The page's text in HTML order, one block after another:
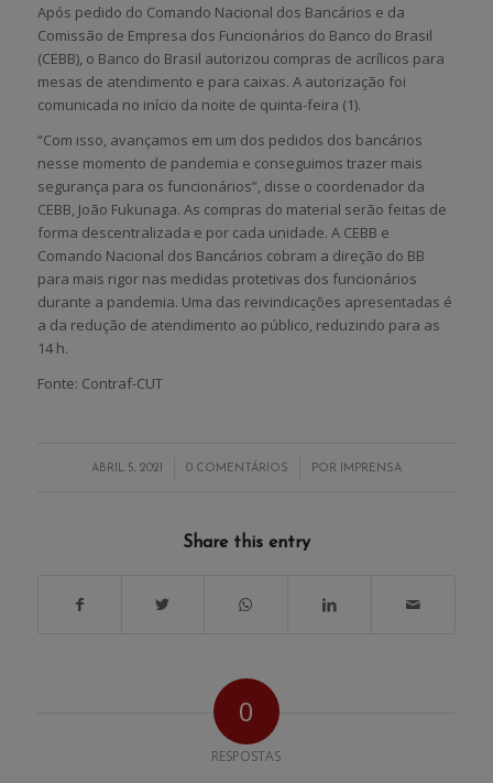
Após pedido do Comando Nacional dos Bancários e da
Comissão de Empresa dos Funcionários do Banco do Brasil
(CEBB), o Banco do Brasil autorizou compras de acrílicos para
mesas de atendimento e para caixas. A autorização foi
comunicada no início da noite de quinta-feira (1).
“Com isso, avançamos em um dos pedidos dos bancários
nesse momento de pandemia e conseguimos trazer mais
segurança para os funcionários”, disse o coordenador da
CEBB, João Fukunaga. As compras do material serão feitas de
forma descentralizada e por cada unidade. A CEBB e
Comando Nacional dos Bancários cobram a direção do BB
para mais rigor nas medidas protetivas dos funcionários
durante a pandemia. Uma das reivindicações apresentadas é
a da redução de atendimento ao público, reduzindo para as
14 h.
Fonte: Contraf-CUT
ABRIL 5, 2021
/ 0 COMENTÁRIOS
/ POR IMPRENSA
Share this entry
0
RESPOSTAS